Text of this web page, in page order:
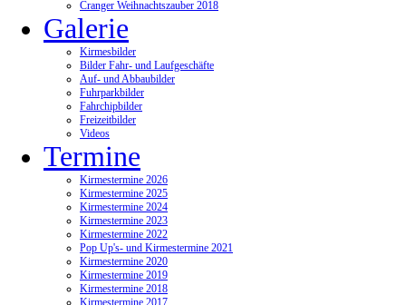
Cranger Weihnachtszauber 2018
Galerie
Kirmesbilder
Bilder Fahr- und Laufgeschäfte
Auf- und Abbaubilder
Fuhrparkbilder
Fahrchipbilder
Freizeitbilder
Videos
Termine
Kirmestermine 2026
Kirmestermine 2025
Kirmestermine 2024
Kirmestermine 2023
Kirmestermine 2022
Pop Up's- und Kirmestermine 2021
Kirmestermine 2020
Kirmestermine 2019
Kirmestermine 2018
Kirmestermine 2017